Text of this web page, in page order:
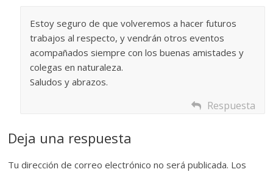
Estoy seguro de que volveremos a hacer futuros
trabajos al respecto, y vendrán otros eventos
acompañados siempre con los buenas amistades y
colegas en naturaleza.
Saludos y abrazos.
Respuesta
Deja una respuesta
Tu dirección de correo electrónico no será publicada. Los